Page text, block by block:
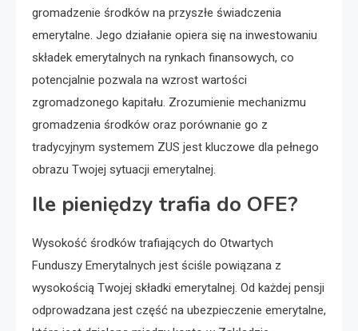
gromadzenie środków na przyszłe świadczenia
emerytalne. Jego działanie opiera się na inwestowaniu
składek emerytalnych na rynkach finansowych, co
potencjalnie pozwala na wzrost wartości
zgromadzonego kapitału. Zrozumienie mechanizmu
gromadzenia środków oraz porównanie go z
tradycyjnym systemem ZUS jest kluczowe dla pełnego
obrazu Twojej sytuacji emerytalnej.
Ile pieniędzy trafia do OFE?
Wysokość środków trafiających do Otwartych
Funduszy Emerytalnych jest ściśle powiązana z
wysokością Twojej składki emerytalnej. Od każdej pensji
odprowadzana jest część na ubezpieczenie emerytalne,